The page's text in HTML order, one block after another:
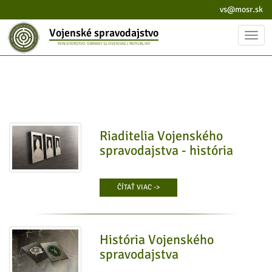
vs@mosr.sk
Vojenské spravodajstvo
MINISTERSTVO OBRANY SLOVENSKEJ REPUBLIKY
Riaditelia Vojenského
spravodajstva - história
ČÍTAŤ VIAC ->
História Vojenského
spravodajstva